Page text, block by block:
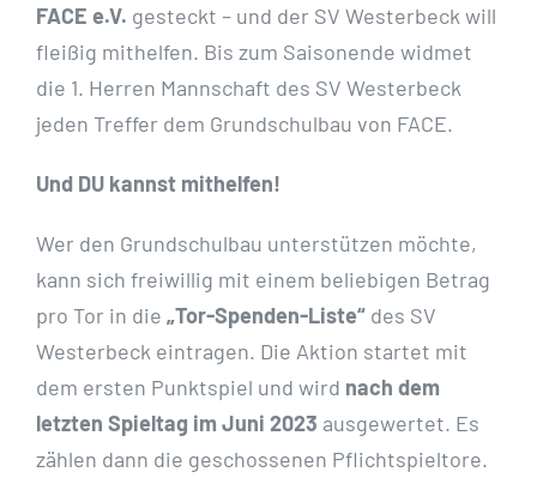
FACE e.V. gesteckt – und der SV Westerbeck will
fleißig mithelfen. Bis zum Saisonende widmet
die 1. Herren Mannschaft des SV Westerbeck
jeden Treffer dem Grundschulbau von FACE.
Und DU kannst mithelfen!
Wer den Grundschulbau unterstützen möchte,
kann sich freiwillig mit einem beliebigen Betrag
pro Tor in die „Tor-Spenden-Liste“des SV
Westerbeck eintragen. Die Aktion startet mit
dem ersten Punktspiel und wird nach dem
letzten Spieltag im Juni 2023 ausgewertet. Es
zählen dann die geschossenen Pflichtspieltore.